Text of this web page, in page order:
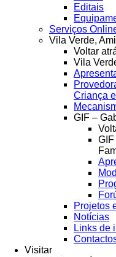
Editais
Serviços
Vila Verde,
Voltar
Vila
Criança
GIF –
Projetos
Notícias
Links de
Visitar